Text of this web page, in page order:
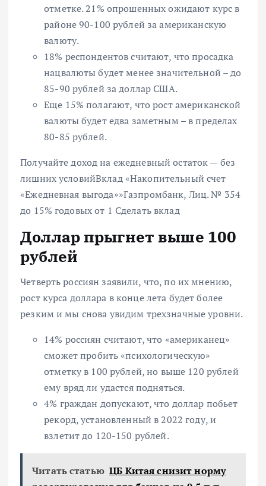
отметке. 21% опрошенных ожидают курс в
районе 90-100 рублей за американскую
валюту.
18% респондентов считают, что просадка
нацвалюты будет менее значительной –до
85-90 рублей за доллар США.
Еще 15% полагают, что рост американской
валюты будет едва заметным –в пределах
80-85 рублей.
Получайте доход на ежедневный остаток — без
лишних условийВклад «Накопительный счет
«Ежедневная выгода»»Газпромбанк, Лиц. № 354
до 15% годовых от 1 Сделать вклад
Доллар прыгнет выше 100
рублей
Четверть россиян заявили, что, по их мнению,
рост курса доллара в конце лета будет более
резким и мы снова увидим трехзначные уровни.
14% россиян считают, что «американец»
сможетпробить «психологическую»
отметку в 100 рублей, но выше 120 рублей
ему вряд ли удастся подняться.
4% граждан допускают, что доллар побьет
рекорд, установленный в 2022 году, и
взлетит до 120-150 рублей.
Читать статью ЦБ Китая снизит норму